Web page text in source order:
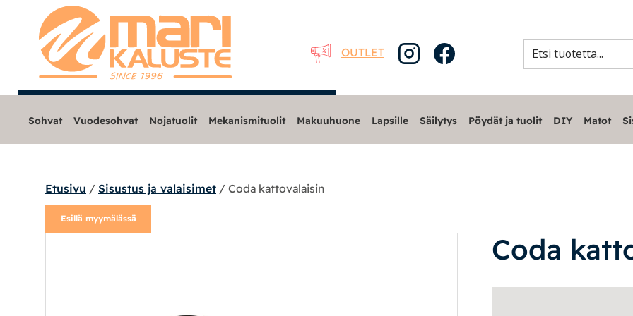
OUTLET
Sohvat
Nojatuolit
Sohvat Vuodesohvat Nojatuolit Mekanismituolit Makuuhuone Lapsille Säilytys Pöydät ja tuolit DIY Matot
Etusivu / Sisustus ja valaisimet / Coda kattovalaisin
Esillä myymälässä
Coda